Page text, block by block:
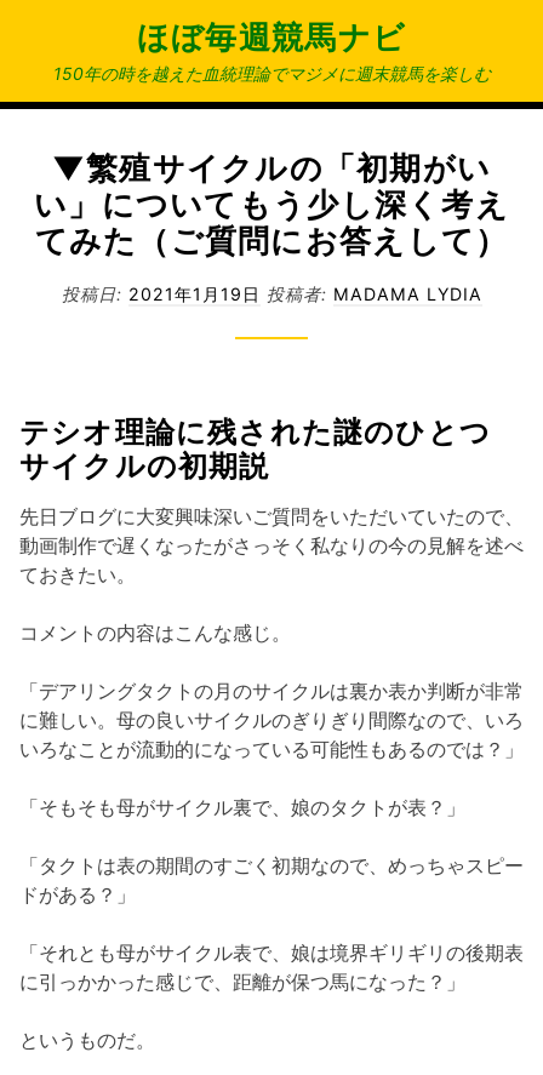
ン
ほぼ毎週競馬ナビ
150年の時を越えた血統理論でマジメに週末競馬を楽しむ
▼繁殖サイクルの「初期がい
い」についてもう少し深く考え
てみた（ご質問にお答えして）
投稿日: 2021年1月19日 投稿者: MADAMA LYDIA
テシオ理論に残された謎のひとつ
サイクルの初期説
先日ブログに大変興味深いご質問をいただいていたので、
動画制作で遅くなったがさっそく私なりの今の見解を述べ
ておきたい。
コメントの内容はこんな感じ。
「デアリングタクトの月のサイクルは裏か表か判断が非常
に難しい。母の良いサイクルのぎりぎり間際なので、いろ
いろなことが流動的になっている可能性もあるのでは？」
「そもそも母がサイクル裏で、娘のタクトが表？」
「タクトは表の期間のすごく初期なので、めっちゃスピー
ドがある？」
「それとも母がサイクル表で、娘は境界ギリギリの後期表
に引っかかった感じで、距離が保つ馬になった？」
というものだ。